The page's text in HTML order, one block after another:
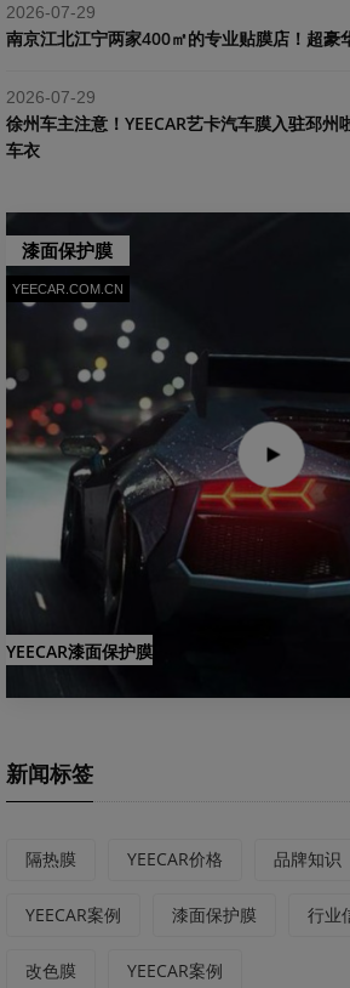
2026-07-29
南京江北江宁两家400㎡的专业贴膜店！超豪
2026-07-29
徐州车主注意！YEECAR艺卡汽车膜入驻邳州
车衣
漆面保护膜
YEECAR.COM.CN
YEECAR漆面保护膜
新闻标签
隔热膜 YEECAR价格 品牌知识
YEECAR案例 漆面保护膜 行业
改色膜 YEECAR案例